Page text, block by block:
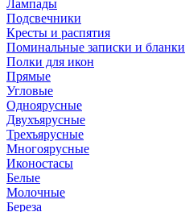
Лампады
Подсвечники
Кресты и распятия
Поминальные записки и бланки
Полки для икон
Прямые
Угловые
Одноярусные
Двухъярусные
Трехъярусные
Многоярусные
Иконостасы
Белые
Молочные
Береза